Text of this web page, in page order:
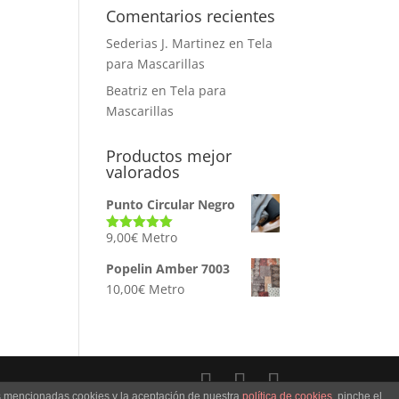
Comentarios recientes
Sederias J. Martinez enTela
para Mascarillas
Beatriz enTela para
Mascarillas
Productos mejor
valorados
Punto Circular Negro
Valorado
5
9,00€ Metro
Popelin Amber 7003
10,00€ Metro
cookies y la aceptación de nuestra política de cookies , pinche el